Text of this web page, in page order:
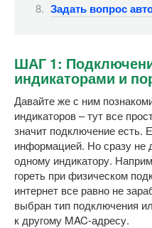
Задать вопрос
ШАГ 1:
индикаторами и
Давайте же с ним
индикаторов – тут все
значит подключение есть.
информацией. Но сразу не
одному индикатору.
гореть при физическом
интернет все равно не
выбран тип подключения
к другому MAC-адресу.